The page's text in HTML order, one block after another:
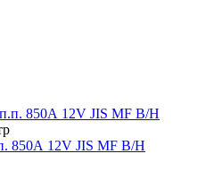
850А 12V JIS MF B/H